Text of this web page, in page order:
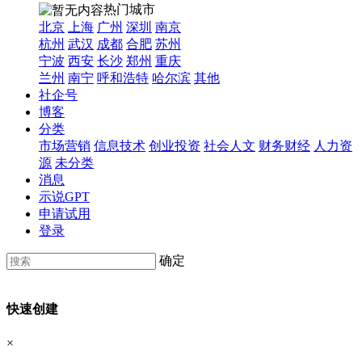
热门城市
北京
上海 广州 深圳 南京
杭州 武汉 成都 合肥 苏州
宁波 西安 长沙 郑州 重庆
兰州 南宁 呼和浩特 哈尔滨 其他
社企号
博客
分类
市场营销 信息技术 创业投资 社会人文 财务财经 人力资
源 未分类
消息
示说GPT
申请试用
登录
确定
快速创建
×